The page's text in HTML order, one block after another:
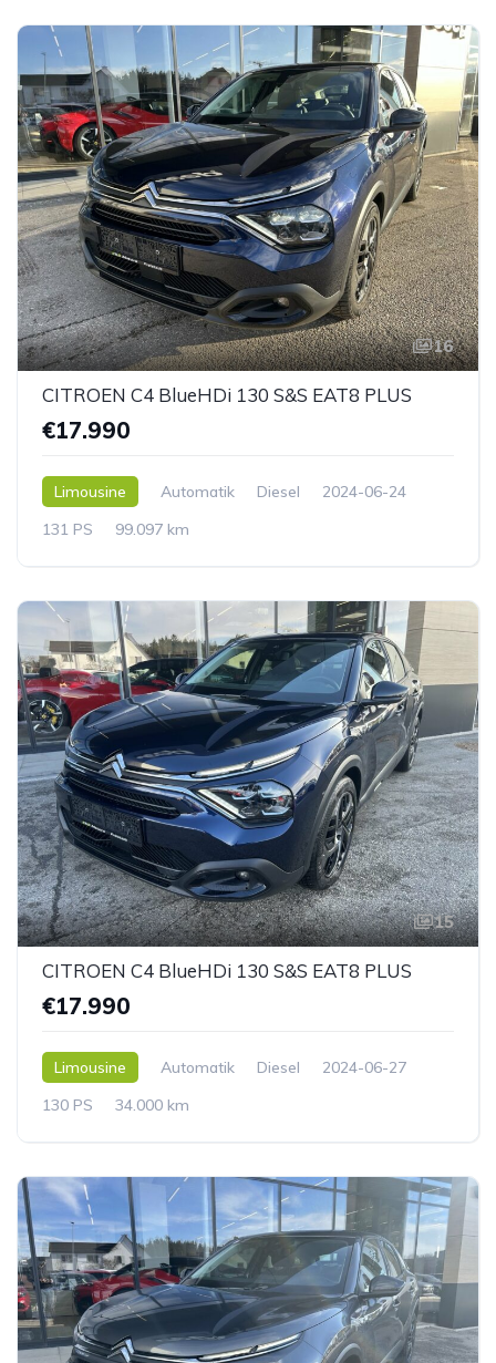
16
CITROEN C4 BlueHDi 130 S&S EAT8 PLUS
€17.990
Limousine Automatik Diesel
2024-06-24
131 PS
99.097 km
15
CITROEN C4 BlueHDi 130 S&S EAT8 PLUS
€17.990
Limousine Automatik Diesel
2024-06-27
130 PS
34.000 km